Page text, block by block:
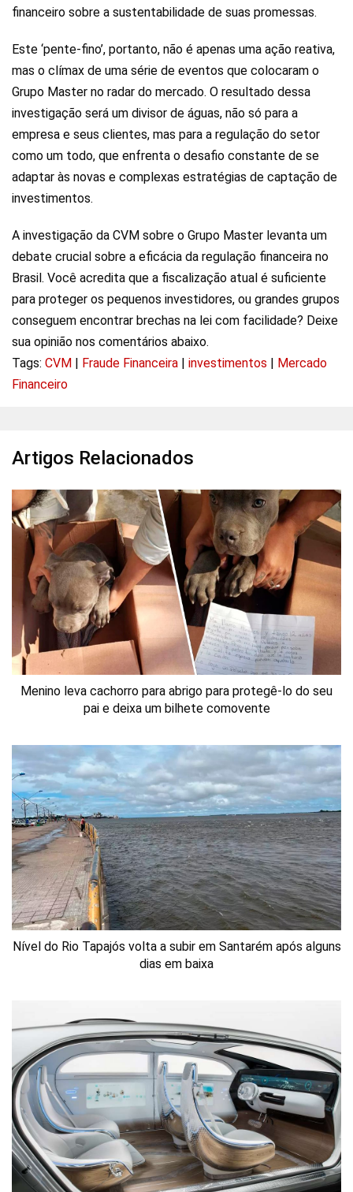
financeiro sobre a sustentabilidade de suas promessas.
Este ‘pente-fino’, portanto, não é apenas uma ação reativa,
mas o clímax de uma série de eventos que colocaram o
Grupo Master no radar do mercado. O resultado dessa
investigação será um divisor de águas, não só para a
empresa e seus clientes, mas para a regulação do setor
como um todo, que enfrenta o desafio constante de se
adaptar às novas e complexas estratégias de captação de
investimentos.
A investigação da CVM sobre o Grupo Master levanta um
debate crucial sobre a eficácia da regulação financeira no
Brasil. Você acredita que a fiscalização atual é suficiente
para proteger os pequenos investidores, ou grandes grupos
conseguem encontrar brechas na lei com facilidade? Deixe
sua opinião nos comentários abaixo.
Tags: CVM | Fraude Financeira | investimentos | Mercado
Financeiro
Artigos Relacionados
Menino leva cachorro para abrigo para protegê-lo do seu
pai e deixa um bilhete comovente
Nível do Rio Tapajós volta a subir em Santarém após alguns
dias em baixa